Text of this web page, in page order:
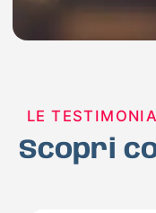
LE
Scopri